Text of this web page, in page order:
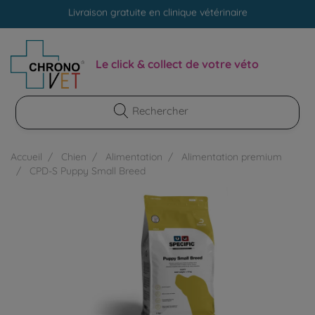
Livraison gratuite en clinique vétérinaire
Livraison gratuite en clinique vétérinaire
Le click & collect de votre véto
Accueil Chien Alimentation
Alimentation premium
CPD-S Puppy Small Breed